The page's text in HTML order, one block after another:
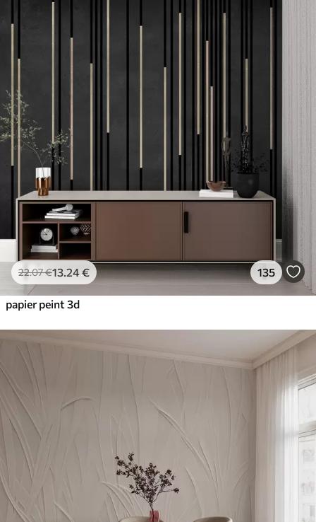
22.07€13 .24€ 135
papier peint 3d